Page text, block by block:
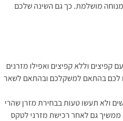
מושלמת. כך גם השינה שלכם
קפיצים וללא קפיצים ואפילו מזרנים
לכם בהתאם למשקלכם ובהתאם לשאר
ולא תעשו טעות בבחירת מזרן שהרי
לכם כחלק מהחזון של החברה ממשיך גם לאחר רכישת מזרני לטקס